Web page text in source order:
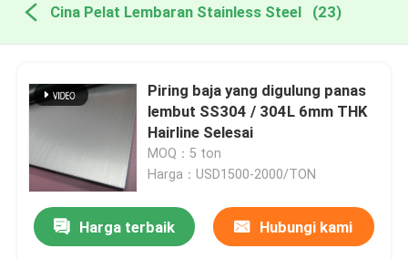
Cina Pelat Lembaran Stainless Steel (23)
Piring baja yang digulung panas
lembut SS304 / 304L 6mm THK
Hairline Selesai
MOQ：5 ton
Harga：USD1500-2000/TON
Harga terbaik Hubungi kami